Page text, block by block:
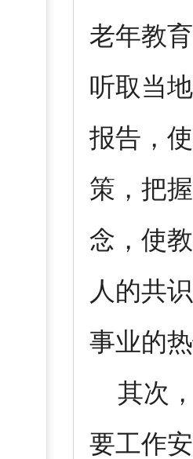
老年教
听取当
报告，
策，把
念，使
人的共
事业的
其次，
要工作